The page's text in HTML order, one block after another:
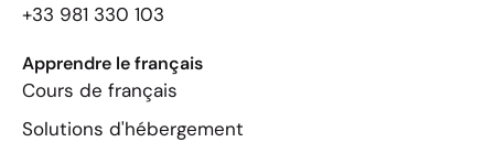
+33 981 330 103
Apprendre le français
Cours de français
Solutions d'hébergement